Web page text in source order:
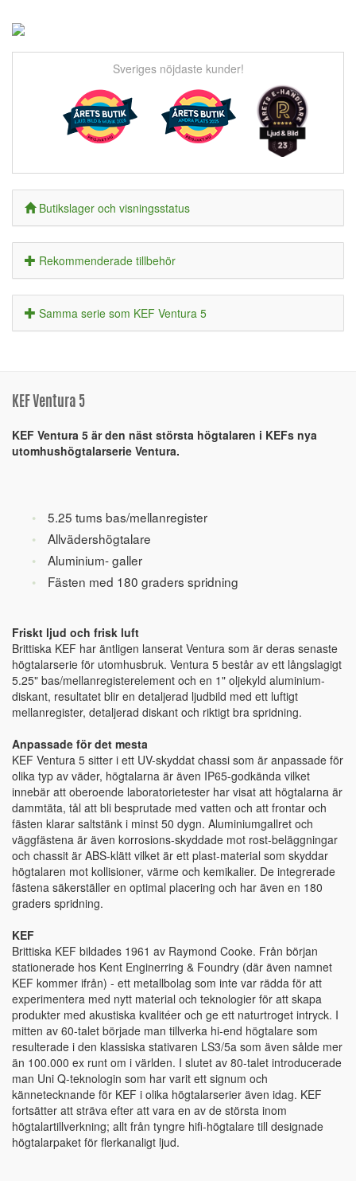
Sveriges nöjdaste kunder!
Butikslager och visningsstatus
Rekommenderade tillbehör
Samma serie som KEF Ventura 5
KEF Ventura 5
KEF Ventura 5 är den näst största högtalaren i KEFs nya
utomhushögtalarserie Ventura.
5.25 tums bas/mellanregister
Allvädershögtalare
Aluminium- galler
Fästen med 180 graders spridning
Friskt ljud och frisk luft
Brittiska KEF har äntligen lanserat Ventura som är deras senaste
högtalarserie för utomhusbruk. Ventura 5 består av ett långslagigt
5.25" bas/mellanregisterelement och en 1" oljekyld aluminium-
diskant, resultatet blir en detaljerad ljudbild med ett luftigt
mellanregister, detaljerad diskant och riktigt bra spridning.
Anpassade för det mesta
KEF Ventura 5 sitter i ett UV-skyddat chassi som är anpassade för
olika typ av väder, högtalarna är även IP65-godkända vilket
innebär att oberoende laboratorietester har visat att högtalarna är
dammtäta, tål att bli besprutade med vatten och att frontar och
fästen klarar saltstänk i minst 50 dygn. Aluminiumgallret och
väggfästena är även korrosions-skyddade mot rost-beläggningar
och chassit är ABS-klätt vilket är ett plast-material som skyddar
högtalaren mot kollisioner, värme och kemikalier. De integrerade
fästena säkerställer en optimal placering och har även en 180
graders spridning.
KEF
Brittiska KEF bildades 1961 av Raymond Cooke. Från början
stationerade hos Kent Enginerring & Foundry (där även namnet
KEF kommer ifrån) - ett metallbolag som inte var rädda för att
experimentera med nytt material och teknologier för att skapa
produkter med akustiska kvalitéer och ge ett naturtroget intryck. I
mitten av 60-talet började man tillverka hi-end högtalare som
resulterade i den klassiska stativaren LS3/5a som även sålde mer
än 100.000 ex runt om i världen. I slutet av 80-talet introducerade
man Uni Q-teknologin som har varit ett signum och
kännetecknande för KEF i olika högtalarserier även idag. KEF
fortsätter att sträva efter att vara en av de största inom
högtalartillverkning; allt från tyngre hifi-högtalare till designade
högtalarpaket för flerkanaligt ljud.